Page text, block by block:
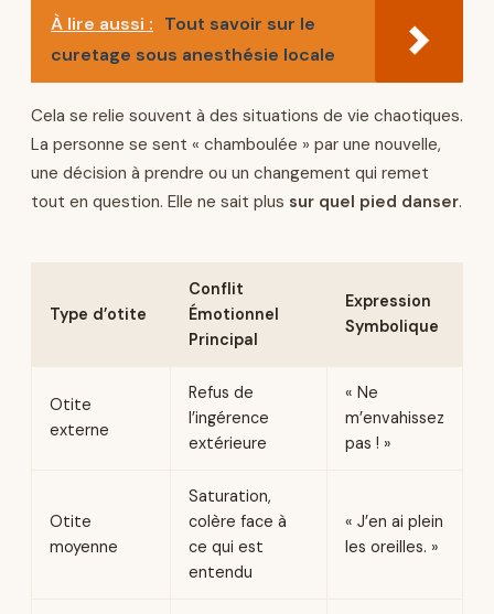
À lire aussi : Tout savoir sur le
curetage sous anesthésie locale
Cela se relie souvent à des situations de vie chaotiques.
La personne se sent « chamboulée » par une nouvelle,
une décision à prendre ou un changement qui remet
tout en question. Elle ne sait plus sur quel pied danser.
Type d’otite
Conflit
Émotionnel
Principal
Expression
Symbolique
Otite
externe
Refus de
l’ingérence
extérieure
« Ne
m’envahissez
pas ! »
Otite
moyenne
Saturation,
colère face à
ce qui est
entendu
« J’en ai plein
les oreilles. »